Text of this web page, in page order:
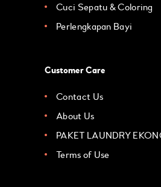
Cuci Sepatu & Coloring
Perlengkapan Bayi
Customer Care
Contact Us
About Us
PAKET LAUNDRY
Terms of Use